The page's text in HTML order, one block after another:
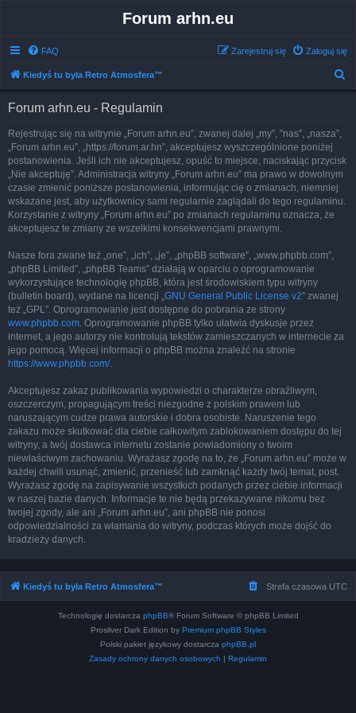
Forum arhn.eu
FAQ Zaloguj się
Zarejestruj się
Kiedyś tu była Retro Atmosfera™
Forum arhn.eu - Regulamin
Rejestrując się na witrynie „Forum arhn.eu”, zwanej dalej „my”, ”nas”, „nasza”,
„Forum arhn.eu”, „https://forum.ar.hn”, akceptujesz wyszczególnione poniżej
postanowienia. Jeśli ich nie akceptujesz, opuść to miejsce, naciskając przycisk
„Nie akceptuję”. Administracja witryny „Forum arhn.eu” ma prawo w dowolnym
czasie zmienić poniższe postanowienia, informując cię o zmianach, niemniej
wskazane jest, aby użytkownicy sami regularnie zaglądali do tego regulaminu.
Korzystanie z witryny „Forum arhn.eu” po zmianach regulaminu oznacza, że
akceptujesz te zmiany ze wszelkimi konsekwencjami prawnymi.
Nasze fora zwane też „one”, „ich”, „je”, „phpBB software”, „www.phpbb.com”,
„phpBB Limited”, „phpBB Teams” działają w oparciu o oprogramowanie
wykorzystujące technologię phpBB, która jest środowiskiem typu witryny
(bulletin board), wydane na licencji „GNU General Public License v2” zwanej
też „GPL”. Oprogramowanie jest dostępne do pobrania ze strony
www.phpbb.com. Oprogramowanie phpBB tylko ułatwia dyskusje przez
internet, a jego autorzy nie kontrolują tekstów zamieszczanych w internecie za
jego pomocą. Więcej informacji o phpBB można znaleźć na stronie
https://www.phpbb.com/.
Akceptujesz zakaz publikowania wypowiedzi o charakterze obraźliwym,
oszczerczym, propagującym treści niezgodne z polskim prawem lub
naruszającym cudze prawa autorskie i dobra osobiste. Naruszenie tego
zakazu może skutkować dla ciebie całkowitym zablokowaniem dostępu do tej
witryny, a twój dostawca internetu zostanie powiadomiony o twoim
niewłaściwym zachowaniu. Wyrażasz zgodę na to, że „Forum arhn.eu” może w
każdej chwili usunąć, zmienić, przenieść lub zamknąć każdy twój temat, post.
Wyrażasz zgodę na zapisywanie wszystkich podanych przez ciebie informacji
w naszej bazie danych. Informacje te nie będą przekazywane nikomu bez
twojej zgody, ale ani „Forum arhn.eu”, ani phpBB nie ponosi
odpowiedzialności za włamania do witryny, podczas których może dojść do
kradzieży danych.
Kiedyś tu była Retro Atmosfera™ Strefa czasowa UTC
Technologię dostarcza phpBB® Forum Software © phpBB Limited
Prosilver Dark Edition by Premium phpBB Styles
Polski pakiet językowy dostarcza phpBB.pl
Zasady ochrony danych osobowych | Regulamin